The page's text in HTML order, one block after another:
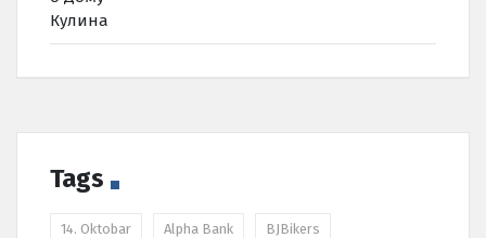
Tags
14. Oktobar Alpha Bank BJBikers